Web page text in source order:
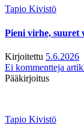
Tapio Kivistö
Pieni virhe, suuret
Kirjoitettu 5.6.2026
Ei kommentteja
Pääkirjoitus
Tapio Kivistö